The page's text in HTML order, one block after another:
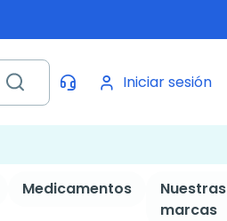
Iniciar sesión
Medicamentos
Nuestras
marcas